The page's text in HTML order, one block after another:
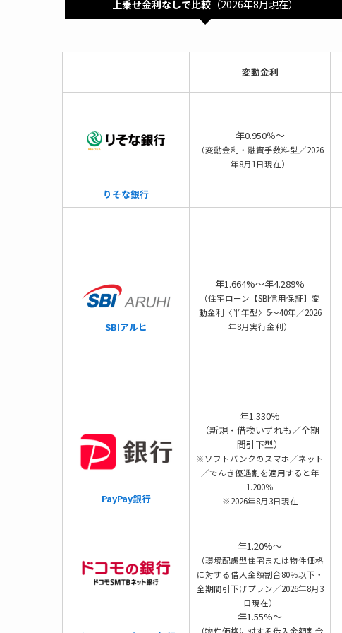
上乗せ金利なしで比較 （2026年8月現在）
変動金利
りそな銀行
年0.950％～
（変動金利・融資手数料型／2026
年8月1日現在）
SBIアルヒ
年1.664%～年4.289%
（住宅ローン【SBI信用保証】変
動金利〈半年型〉5～40年／2026
年8月実行金利）
PayPay銀行
年1.330％
（新規・借換いずれも／全期
間引下型）
※ソフトバンクのスマホ／ネット
／でんき優遇割を適用すると年
1.200％
※2026年8月3日現在
年1.20%～
（環境配慮型住宅または物件価格
に対する借入金額割合80％以下・
全期間引下げプラン／2026年8月3
日現在）
年1.55%～